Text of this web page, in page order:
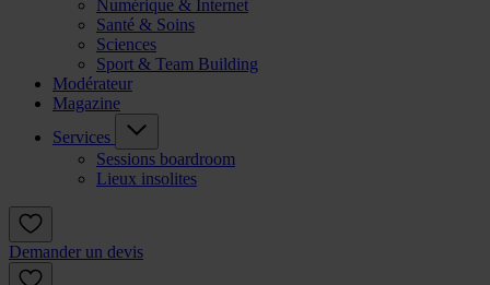
Numérique & Internet
Santé & Soins
Sciences
Sport & Team Building
Modérateur
Magazine
Services
Sessions boardroom
Lieux insolites
Demander un devis